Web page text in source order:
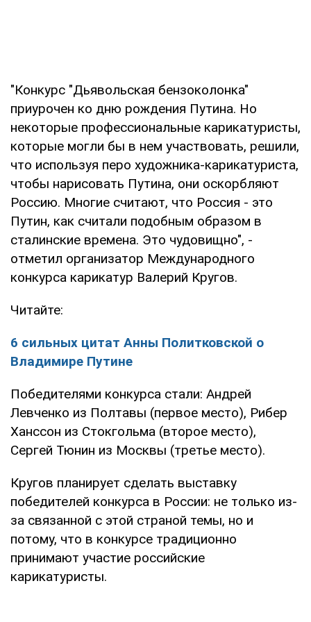
"Конкурс "Дьявольская бензоколонка"
приурочен ко дню рождения Путина. Но
некоторые профессиональные карикатуристы,
которые могли бы в нем участвовать, решили,
что используя перо художника-карикатуриста,
чтобы нарисовать Путина, они оскорбляют
Россию. Многие считают, что Россия - это
Путин, как считали подобным образом в
сталинские времена. Это чудовищно", -
отметил организатор Международного
конкурса карикатур Валерий Кругов.
Читайте:
6 сильных цитат Анны Политковской о
Владимире Путине
Победителями конкурса стали: Андрей
Левченко из Полтавы (первое место), Рибер
Ханссон из Стокгольма (второе место),
Сергей Тюнин из Москвы (третье место).
Кругов планирует сделать выставку
победителей конкурса в России: не только из-
за связанной с этой страной темы, но и
потому, что в конкурсе традиционно
принимают участие российские
карикатуристы.